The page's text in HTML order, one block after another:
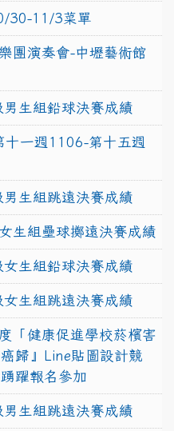
30-11/3菜單
團演奏會-中壢藝術館
生組鉛球決賽成績
十一週1106-第十五週
生組跳遠決賽成績
生組壘球擲遠決賽成績
生組鉛球決賽成績
生組跳遠決賽成績
「健康促進學校菸檳害
歸』Line貼圖設計競
躍報名參加
生組跳遠決賽成績